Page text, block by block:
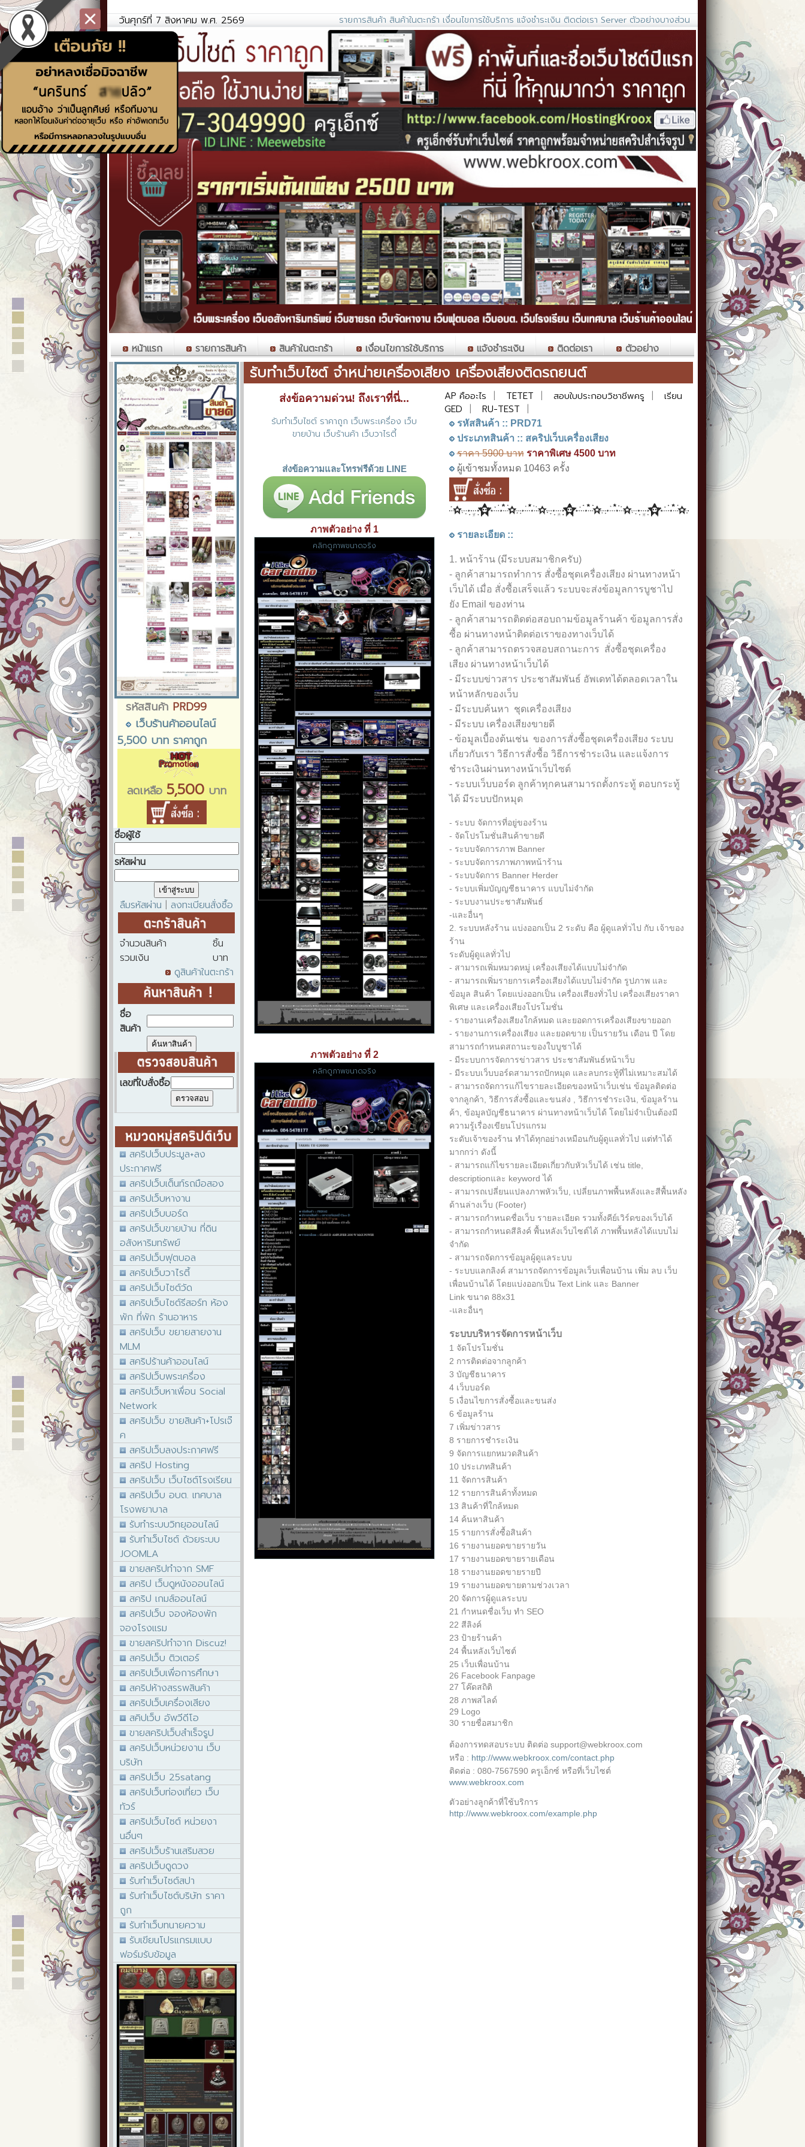
วันศุกร์ที่ 7 สิงหาคม พ.ศ. 2569 รายการสินค้า สินค้าในตะกร้า เงื่อนไขการใช้บริการ แจ้งชำระเงิน ติดต่อเรา Server ตัวอย่างบางส่วน
หน้าแรก รายการสินค้า สินค้าในตะกร้า เงื่อนไขการใช้บริการ แจ้งชำระเงิน ติดต่อเรา ตัวอย่าง
รหัสสินค้า PRD99
เว็บร้านค้าออนไลน์
5,500 บาท ราคาถูก
ลดเหลือ 5,500บาท
ชื่อผู้ใช้
รหัสผ่าน
ลืมรหัสผ่าน ลงทะเบียนสั่งซื้อ
จำนวนสินค้า
ชิ้น
รวมเงิน
บาท
ดูสินค้าในตะกร้า
ชื่อ
สินค้า
เลขที่ใบสั่งซื้อ
สคริปเว็บประมูล+ลง
ประกาศฟรี
สคริปเว็บเต็นท์รถมือสอง
สคริปเว็บหางาน
สคริปเว็บบอร์ด
สคริปเว็บขายบ้าน ที่ดิน
อสังหาริมทรัพย์
สคริปเว็บฟุตบอล
สคริปเว็บวาไรตี้
สคริปเว็บไซต์วัด
สคริปเว็บไซต์รีสอร์ท ห้อง
พัก ที่พัก ร้านอาหาร
สคริปเว็บ ขยายสายงาน
MLM
สคริปร้านค้าออนไลน์
สคริปเว็บพระเครื่อง
สคริปเว็บหาเพื่อน Social
Network
สคริปเว็บ ขายสินค้า+โปรเจ๊
ค
สคริปเว็บลงประกาศฟรี
สคริป Hosting
สคริปเว็บ เว็บไซต์โรงเรียน
สคริปเว็บ อบต. เทศบาล
โรงพยาบาล
รับทำระบบวิทยุออนไลน์
รับทำเว็บไซต์ ด้วยระบบ
JOOMLA
ขายสคริปทำจาก SMF
สคริป เว็บดูหนังออนไลน์
สคริป เกมส์ออนไลน์
สคริปเว็บ จองห้องพัก
จองโรงแรม
ขายสคริปทำจาก Discuz!
สคริปเว็บ ติวเตอร์
สคริปเว็บเพื่อการศึกษา
สคริปห้างสรรพสินค้า
สคริปเว็บเครื่องเสียง
สคิปเว็บ อัพวีดีโอ
ขายสคริปเว็บสำเร็จรูป
สคริปเว็บหน่วยงาน เว็บ
บริษัท
สคริปเว็บ 25satang
สคริปเว็บท่องเที่ยว เว็บ
ทัวร์
สคริปเว็บไซต์ หน่วยงา
นอื่นๆ
สคริปเว็บร้านเสริมสวย
สคริปเว็บดูดวง
รับทำเว็บไซต์สปา
รับทำเว็บไซต์บริษัท ราคา
ถูก
รับทำเว็บทนายความ
รับเขียนโปรแกรมแบบ
ฟอร์มรับข้อมูล
รับทำเว็บไซต์ จำหน่ายเครื่องเสียง เครื่องเสียงติดรถยนต์
ส่งข้อความด่วน! ถึงเราที่นี่...
รับทำเว็บไซต์ ราคาถูก เว็บพระเครื่อง เว็บ
ขายบ้าน เว็บร้านค้า เว็บวาไรตี้
ส่งข้อความและโทรฟรีด้วย LINE
ภาพตัวอย่าง ที่ 1
คลิกดูภาพขนาดจริง
ภาพตัวอย่าง ที่ 2
คลิกดูภาพขนาดจริง
AP คืออะไร TETET สอบใบประกอบวิชาชีพครู
เรียน
GED
RU-TEST
รหัสสินค้า :: PRD71
ประเภทสินค้า :: สคริปเว็บเครื่องเสียง
ราคา5900บาท ราคาพิเศษ 4500 บาท
ผู้เข้าชมทั้งหมด 10463 ครั้ง
รายละเอียด ::
1. หน้าร้าน (มีระบบสมาชิกครับ)
- ลูกค้าสามารถทำการ สั่งซื้อชุดเครื่องเสียง ผ่านทางหน้า
เว็บได้ เมื่อ สั่งซื้อเสร็จแล้ว ระบบจะส่งข้อมูลการบูชาไป
ยัง Email ของท่าน
- ลูกค้าสามารถติดต่อสอบถามข้อมูลร้านค้า ข้อมูลการสั่ง
ซื้อ ผ่านทางหน้าติดต่อเราของทางเว็บได้
- ลูกค้าสามารถตรวจสอบสถานะการ สั่งซื้อชุดเครื่อง
เสียง ผ่านทางหน้าเว็บได้
- มีระบบข่าวสาร ประชาสัมพันธ์ อัพเดทได้ตลอดเวลาใน
หน้าหลักของเว็บ
- มีระบบค้นหา ชุดเครื่องเสียง
- มีระบบ เครื่องเสียงขายดี
- ข้อมูลเบื้องต้นเช่น ของการสั่งซื้อชุดเครื่องเสียง ระบบ
เกี่ยวกับเรา วิธีการสั่งซื้อ วิธีการชำระเงิน และแจ้งการ
ชำระเงินผ่านทางหน้าเว็บไซต์
- ระบบเว็บบอร์ด ลูกค้าทุกคนสามารถตั้งกระทู้ ตอบกระทู้
ได้ มีระบบปักหมุด
- ระบบ จัดการที่อยู่ของร้าน
- จัดโปรโมชั่นสินค้าขายดี
- ระบบจัดการภาพ Banner
- ระบบจัดการภาพภาพหน้าร้าน
- ระบบจัดการ Banner Herder
- ระบบเพิ่มบัญญชีธนาคาร แบบไม่จำกัด
- ระบบงานประชาสัมพันธ์
-และอื่นๆ
2. ระบบหลังร้าน แบ่งออกเป็น 2 ระดับ คือ ผู้ดูแลทั่วไป กับ เจ้าของ
ร้าน
ระดับผู้ดูแลทั่วไป
- สามารถเพิ่มหมวดหมู่ เครื่องเสียงได้แบบไม่จำกัด
- สามารถเพิ่มรายการเครื่องเสียงได้แบบไม่จำกัด รูปภาพ และ
ข้อมูล สินค้า โดยแบ่งออกเป็น เครื่องเสียงทั่วไป เครื่องเสียงราคา
พิเศษ และเครื่องเสียงโปรโมชั่น
- รายงานเครื่องเสียงใกล้หมด และยอดการเครื่องเสียงขายออก
- รายงานการเครื่องเสียง และยอดขาย เป็นรายวัน เดือน ปี โดย
สามารถกำหนดสถานะของใบบูชาได้
- มีระบบการจัดการข่าวสาร ประชาสัมพันธ์หน้าเว็บ
- มีระบบเว็บบอร์ดสามารถปักหมุด และลบกระทู้ที่ไม่เหมาะสมได้
- สามารถจัดการแก้ไขรายละเอียดของหน้าเว็บเช่น ข้อมูลติดต่อ
จากลูกค้า, วิธีการสั่งซื้อและขนส่ง , วิธีการชำระเงิน, ข้อมูลร้าน
ค้า, ข้อมูลบัญชีธนาคาร ผ่านทางหน้าเว็บได้ โดยไม่จำเป็นต้องมี
ความรู้เรื่องเขียนโปรแกรม
ระดับเจ้าของร้าน ทำได้ทุกอย่างเหมือนกับผู้ดูแลทั่วไป แต่ทำได้
มากกว่า ดังนี้
- สามารถแก้ไขรายละเอียดเกี่ยวกับหัวเว็บได้ เช่น title,
descriptionและ keyword ได้
- สามารถเปลี่ยนแปลงภาพหัวเว็บ, เปลี่ยนภาพพื้นหลังและสีพื้นหลัง
ด้านล่างเว็บ (Footer)
- สามารถกำหนดชื่อเว็บ รายละเอียด รวมทั้งคีย์เวิร์ดของเว็บได้
- สามารถกำหนดสีลิงค์ พื้นหลังเว็บไซต์ได้ ภาพพื้นหลังได้แบบไม่
จำกัด
- สามารถจัดการข้อมูลผู้ดูแลระบบ
- ระบบแลกลิงค์ สามารถจัดการข้อมูลเว็บเพื่อนบ้าน เพิ่ม ลบ เว็บ
เพื่อนบ้านได้ โดยแบ่งออกเป็น Text Link และ Banner
Link ขนาด 88x31
-และอื่นๆ
ระบบบริหารจัดการหน้าเว็บ
1 จัดโปรโมชั่น
2 การติดต่อจากลูกค้า
3 บัญชีธนาคาร
4 เว็บบอร์ด
5 เงื่อนไขการสั่งซื้อและขนส่ง
6 ข้อมูลร้าน
7 เพิ่มข่าวสาร
8 รายการชำระเงิน
9 จัดการแยกหมวดสินค้า
10 ประเภทสินค้า
11 จัดการสินค้า
12 รายการสินค้าทั้งหมด
13 สินค้าที่ใกล้หมด
14 ค้นหาสินค้า
15 รายการสั่งซื้อสินค้า
16 รายงานยอดขายรายวัน
17 รายงานยอดขายรายเดือน
18 รายงานยอดขายรายปี
19 รายงานยอดขายตามช่วงเวลา
20 จัดการผู้ดูแลระบบ
21 กำหนดชื่อเว็บ ทำ SEO
22 สีลิงค์
23 ป้ายร้านค้า
24 พื้นหลังเว็บไซต์
25 เว็บเพื่อนบ้าน
26 Facebook Fanpage
27 โค๊ดสถิติ
28 ภาพสไลด์
29 Logo
30 รายชื่อสมาชิก
ต้องการทดสอบระบบ ติดต่อ support@webkroox.com
หรือ : http://www.webkroox.com/contact.php
ติดต่อ : 080-7567590 ครูเอ็กซ์ หรือที่เว็บไซต์
www.webkroox.com
ตัวอย่างลูกค้าที่ใช้บริการ
http://www.webkroox.com/example.php